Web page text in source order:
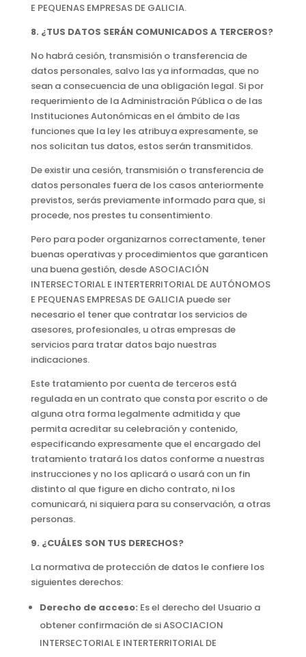
E PEQUENAS EMPRESAS DE GALICIA.
8. ¿TUS DATOS SERÁN COMUNICADOS A TERCEROS?
No habrá cesión, transmisión o transferencia de
datos personales, salvo las ya informadas, que no
sean a consecuencia de una obligación legal. Si por
requerimiento de la Administración Pública o de las
Instituciones Autonómicas en el ámbito de las
funciones que la ley les atribuya expresamente, se
nos solicitan tus datos, estos serán transmitidos.
De existir una cesión, transmisión o transferencia de
datos personales fuera de los casos anteriormente
previstos, serás previamente informado para que, si
procede, nos prestes tu consentimiento.
Pero para poder organizarnos correctamente, tener
buenas operativas y procedimientos que garanticen
una buena gestión, desde ASOCIACIÓN
INTERSECTORIAL E INTERTERRITORIAL DE AUTÓNOMOS
E PEQUENAS EMPRESAS DE GALICIA puede ser
necesario el tener que contratar los servicios de
asesores, profesionales, u otras empresas de
servicios para tratar datos bajo nuestras
indicaciones.
Este tratamiento por cuenta de terceros está
regulada en un contrato que consta por escrito o de
alguna otra forma legalmente admitida y que
permita acreditar su celebración y contenido,
especificando expresamente que el encargado del
tratamiento tratará los datos conforme a nuestras
instrucciones y no los aplicará o usará con un fin
distinto al que figure en dicho contrato, ni los
comunicará, ni siquiera para su conservación, a otras
personas.
9. ¿CUÁLES SON TUS DERECHOS?
La normativa de protección de datos le confiere los
siguientes derechos:
Derecho de acceso: Es el derecho del Usuario a
obtener confirmación de si ASOCIACION
INTERSECTORIAL E INTERTERRITORIAL DE